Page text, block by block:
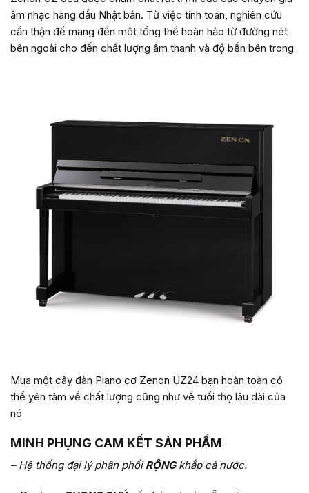
âm nhạc hàng đầu Nhật bản. Từ việc tính toán, nghiên cứu
cẩn thận để mang đến một tổng thể hoàn hảo từ đường nét
bên ngoài cho đến chất lượng âm thanh và độ bền bên trong
Mua một cây đàn Piano cơ Zenon UZ24 bạn hoàn toàn có
thể yên tâm về chất lượng cũng như về tuổi thọ lâu dài của
nó
MINH PHỤNG CAM KẾT SẢN PHẨM
– Hệ thống đại lý phân phốiRỘNGkhắp cả nước.